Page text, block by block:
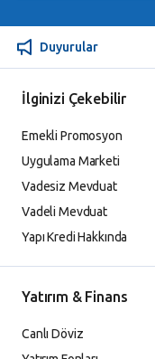
Duyurular
İlginizi Çekebilir
Emekli Promosyon
Uygulama Marketi
Vadesiz Mevduat
Vadeli Mevduat
Yapı Kredi Hakkında
Yatırım & Finans
Canlı Döviz